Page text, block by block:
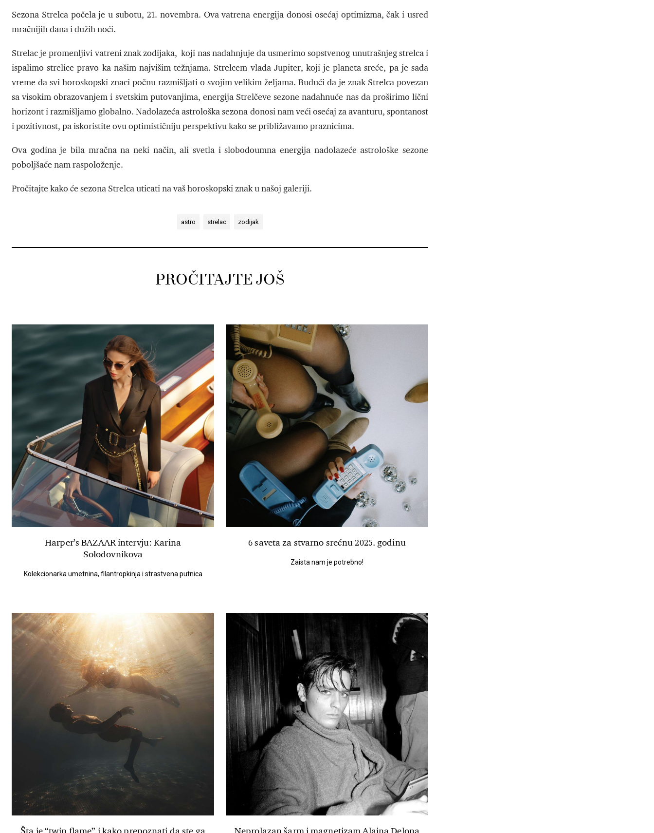
Sezona Strelca počela je u subotu, 21. novembra. Ova vatrena energija donosi osećaj optimizma, čak i usred
mračnijih dana i dužih noći.
Strelac je promenljivi vatreni znak zodijaka, koji nas nadahnjuje da usmerimo sopstvenog unutrašnjeg strelca i
ispalimo strelice pravo ka našim najvišim težnjama. Strelcem vlada Jupiter, koji je planeta sreće, pa je sada
vreme da svi horoskopski znaci počnu razmišljati o svojim velikim željama. Budući da je znak Strelca povezan
sa visokim obrazovanjem i svetskim putovanjima, energija Strelčeve sezone nadahnuće nas da proširimo lični
horizont i razmišljamo globalno. Nadolazeća astrološka sezona donosi nam veći osećaj za avanturu, spontanost
i pozitivnost, pa iskoristite ovu optimističniju perspektivu kako se približavamo praznicima.
Ova godina je bila mračna na neki način, ali svetla i slobodoumna energija nadolazeće astrološke sezone
poboljšaće nam raspoloženje.
Pročitajte kako će sezona Strelca uticati na vaš horoskopski znak u našoj galeriji.
astro strelac zodijak
PROČITAJTE JOŠ
Harper’s BAZAAR intervju: Karina
Solodovnikova
Kolekcionarka umetnina, filantropkinja i strastvena putnica
6 saveta za stvarno srećnu 2025. godinu
Zaista nam je potrebno!